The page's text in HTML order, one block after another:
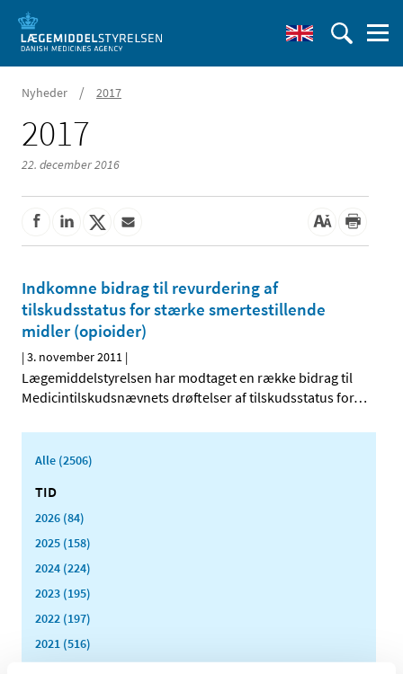
Nyheder / 2017
2017
22. december 2016
Indkomne bidrag til revurdering af
tilskudsstatus for stærke smertestillende
midler (opioider)
|3. november 2011 |
Lægemiddelstyrelsen har modtaget en række bidrag til
Medicintilskudsnævnets drøftelser af tilskudsstatus for…
Alle (2506)
TID
2026 (84)
2025 (158)
2024 (224)
2023 (195)
2022 (197)
2021 (516)